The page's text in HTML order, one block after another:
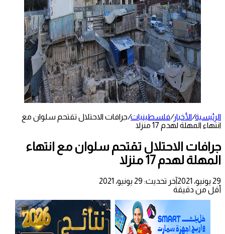
الرئيسية/الأخبار/فلسطينيات/جرافات الاحتلال تقتحم سلوان مع
انتهاء المهلة لهدم 17 منزلا
جرافات الاحتلال تقتحم سلوان مع انتهاء
المهلة لهدم 17 منزلا
29 يونيو، 2021
آخر تحديث: 29 يونيو، 2021
أقل من دقيقة